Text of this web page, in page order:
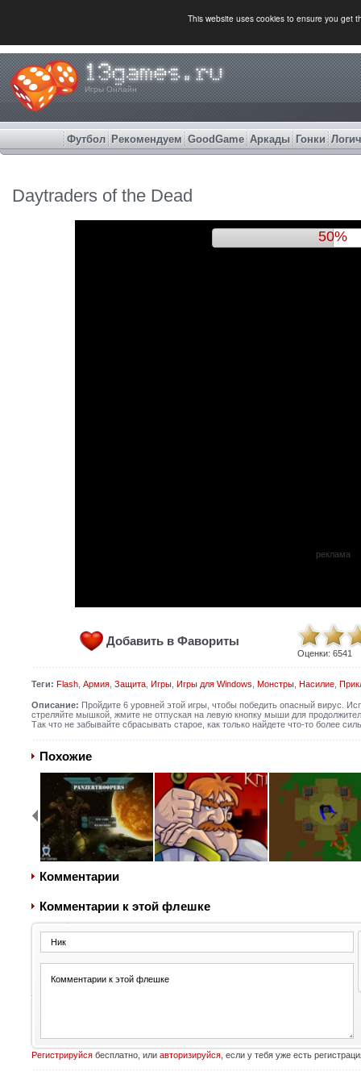
This website uses cookies to ensure you get
Игры Онлайн
Футбол Рекомендуем GoodGame Аркады Гонки
Daytraders of the Dead
55%
реклама
Добавить в Фавориты
Оценки: 6541
Теги: Flash, Армия, Защита, Игры, Игры для Windows Монстры, Насилие,
Описание: Пройдите 6 уровней этой игры, чтобы победить опасный вирус.
стреляйте мышкой, жмите не отпуская на левую кнопку мыши для
Так что не забывайте сбрасывать старое, как только найдете что-то более
Похожие
Комментарии
Комментарии к этой флешке
Регистрируйсябесплатно, или авторизируйся, если у тебя уже есть